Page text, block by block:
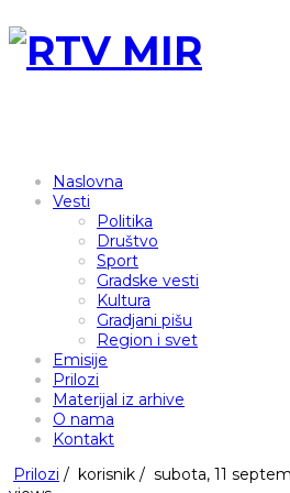
Naslovna
Vesti
Politika
Društvo
Sport
Gradske vesti
Kultura
Gradjani pišu
Region i svet
Emisije
Prilozi
Materijal iz arhive
O nama
Kontakt
Prilozi / korisnik / subota, 11